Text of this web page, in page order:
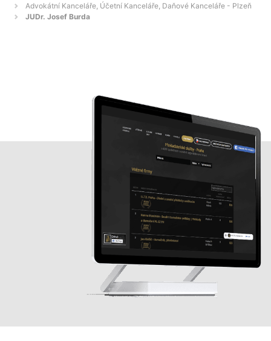
Advokátní Kanceláře, Účetní Kanceláře, Daňové Kanceláře - Plzeň
JUDr. Josef Burda